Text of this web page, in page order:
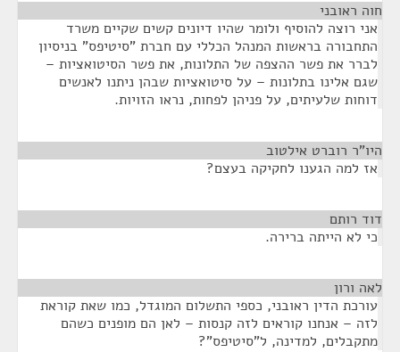
חוה ראובני
אני רוצה להוסיף ולומר שהיו דיונים קשים שקיים משרד
התחבורה בראשות המנהל הכללי עם חברת "סיטיפס" בניסיון
לברר את פשר ההצפה של התלונות, את פשר הסיטואציות –
שגם אלינו בתלונות – על סיטואציות שבהן ניתנו לאנשים
דוחות שלעיתים, על פניהן לפחות, נראו הזויות.
היו"ר רוברט אילטוב
אז למה הגענו לחקיקה בעצם?
דוד רותם
כי לא הייתה ברירה.
לאה ורון
עורכת הדין ראובני, כספי התשלום המוגדל, כמו שאת קוראת
לזה – אנחנו קוראים לזה קנסות – לאן הם מופנים כשהם
מתקבלים, למדינה, ל"סיטיפס"?